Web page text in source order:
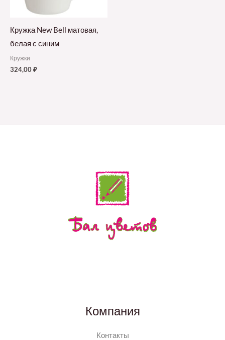
Кружка New Bell матовая,
белая с синим
Кружки
324,00₽
Компания
Контакты